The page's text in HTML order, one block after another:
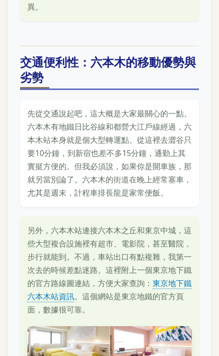
異。
交通便利性：六本木的移動優勢與
劣勢
先從交通說起吧，這大概是大家最關心的一點。
六本木有地鐵日比谷線和都營大江戶線經過，六
本木站本身就是個大型轉運點。從這裡去澀谷只
要10分鐘，到新宿也差不多15分鐘，通勤上其
實挺方便的。但我必須說，如果你是開車族，那
就另當別論了。六本木的街道在晚上經常塞車，
尤其是週末，計程車排長龍是家常便飯。
另外，六本木站連接六本木之丘和東京中城，這
些大型複合設施裡有超市、電影院，甚至醫院，
步行就能到。不過，車站出口有點複雜，我第一
次去的時候差點迷路。這裡附上一個東京地下鐵
的官方路線圖連結，方便大家查詢： 東京地下鐵
六本木站資訊。這個網站是東京地鐵的官方頁
面，數據很可靠。